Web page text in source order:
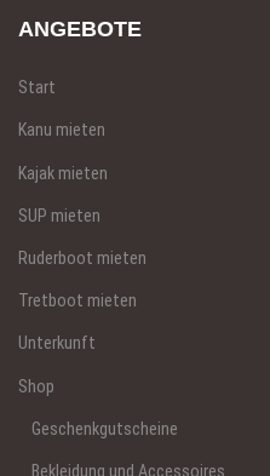
ANGEBOTE
Start
Kanu mieten
Kajak mieten
SUP mieten
Ruderboot mieten
Tretboot mieten
Unterkunft
Shop
Geschenkgutscheine
Bekleidung und Accessoires